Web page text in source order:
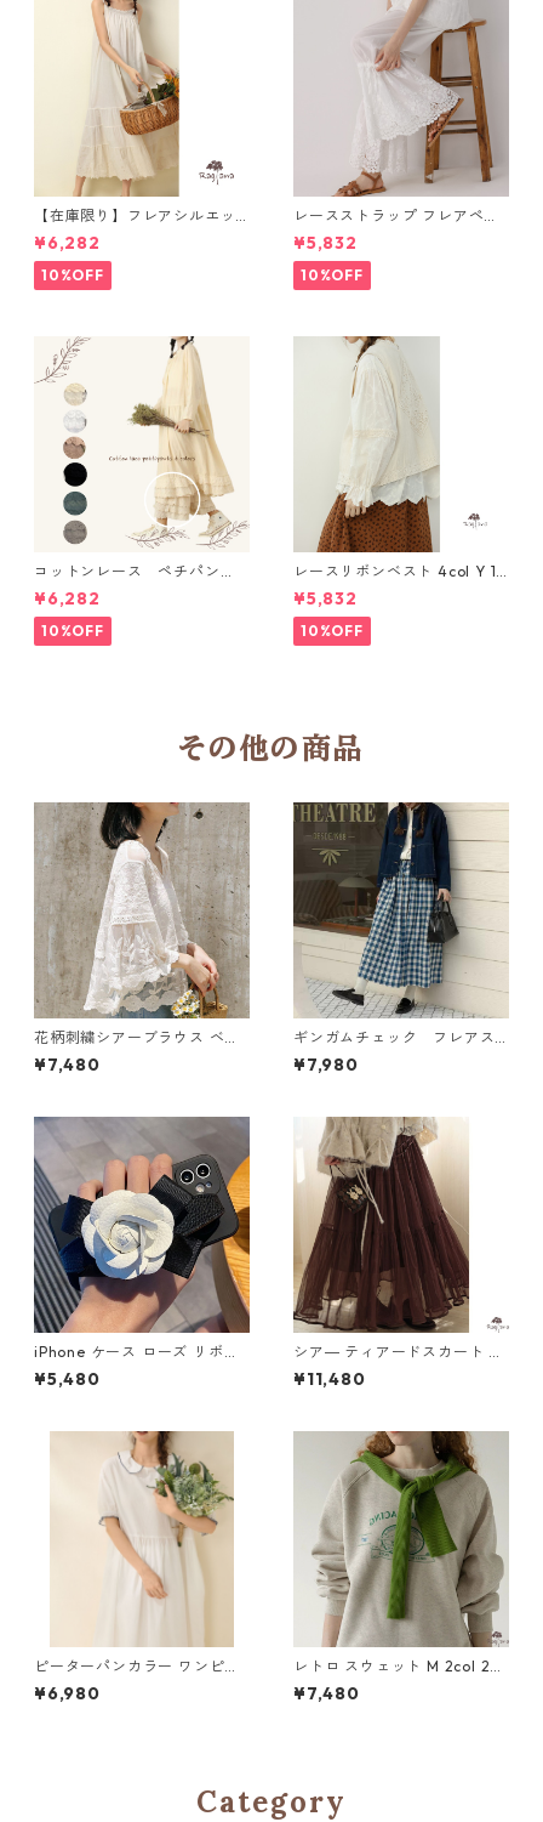
【在庫限り】フレアシルエッ
ト キャミワンピース 2col N
WP123
¥6,282
10%OFF
レースストラップ フレアペチ
パンツ Y 10925
¥5,832
10%OFF
コットンレース ペチパン
ツ 6 colors R2020131
¥6,282
10%OFF
レースリボンベスト 4col Y 111
15
¥5,832
10%OFF
その他の商品
花柄刺繍シアーブラウス ベル
スリーブ Vネックブラウス K
260051
¥7,480
ギンガムチェック フレアス
カート N SK075
¥7,980
iPhone ケース ローズ リボン
スマホケース M 250368
¥5,480
シア― ティアードスカート M
2col 250413
¥11,480
ピーターパンカラー ワンピー
ス 2col Y 260056
¥6,980
レトロ スウェット M 2col 25
0439
¥7,480
Category